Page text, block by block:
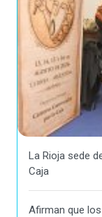
La Rioja sede
Caja
Afirman que